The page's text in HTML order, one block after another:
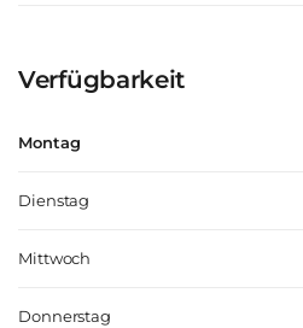
Verfügbarkeit
Montag
Dienstag
Mittwoch
Donnerstag